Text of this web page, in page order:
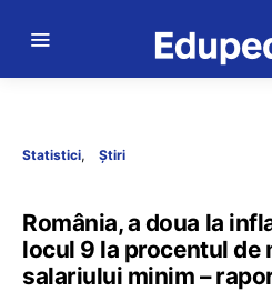
Statistici Știri
România, a doua la
locul 9 la procentul de
salariului minim –